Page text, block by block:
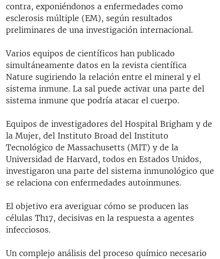
LA INVASIÓN DE RUSIA A UCRANIA
contra, exponiéndonos a enfermedades como
esclerosis múltiple (EM), según resultados
preliminares de una investigación internacional.
Varios equipos de científicos han publicado
simultáneamente datos en la revista científica
Nature sugiriendo la relación entre el mineral y el
sistema inmune. La sal puede activar una parte del
sistema inmune que podría atacar el cuerpo.
Equipos de investigadores del Hospital Brigham y de
la Mujer, del Instituto Broad del Instituto
Tecnológico de Massachusetts (MIT) y de la
Universidad de Harvard, todos en Estados Unidos,
investigaron una parte del sistema inmunológico que
se relaciona con enfermedades autoinmunes.
El objetivo era averiguar cómo se producen las
células Th17, decisivas en la respuesta a agentes
infecciosos.
Un complejo análisis del proceso químico necesario